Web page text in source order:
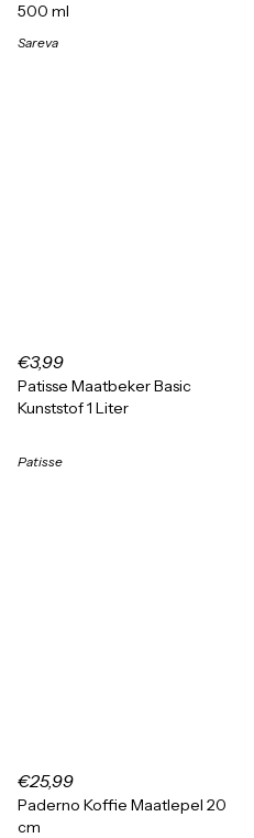
500 ml
Sareva
€3,99
Patisse Maatbeker Basic
Kunststof 1 Liter
Patisse
€25,99
Paderno Koffie Maatlepel 20
cm